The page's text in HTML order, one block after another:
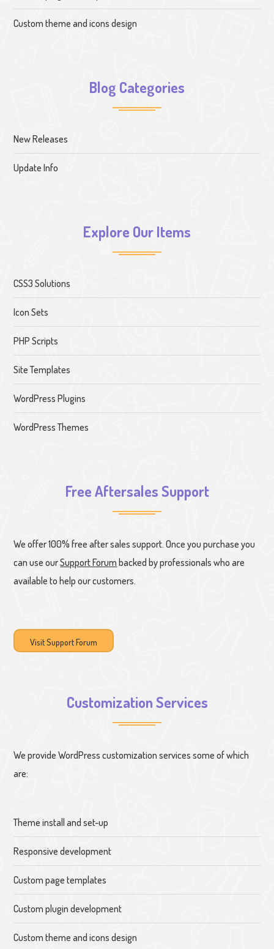
Custom theme and icons design
Blog Categories
New Releases
Update Info
Explore Our Items
CSS3 Solutions
Icon Sets
PHP Scripts
Site Templates
WordPress Plugins
WordPress Themes
Free Aftersales Support
We offer 100% free after sales support. Once you purchase you
can use ourSupport Forum backed by professionals who are
available to help our customers.
Visit Support Forum
Customization Services
We provide WordPress customization services some of which
are:
Theme install and set-up
Responsive development
Custom page templates
Custom plugin development
Custom theme and icons design